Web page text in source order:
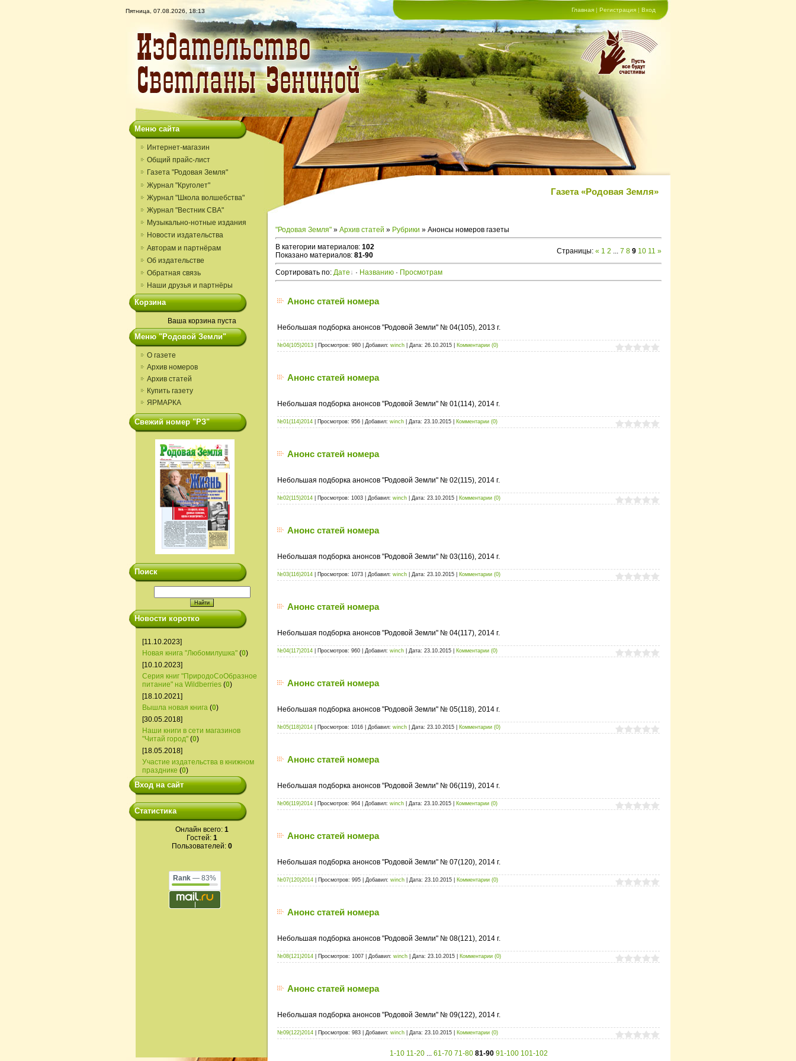
Пятница, 07.08.2026, 18:13 Главная | Регистрация | Вход
Меню сайта
Интернет-магазин
Общий прайс-лист
Газета "Родовая Земля"
Журнал "Круголет"
Журнал "Школа волшебства"
Журнал "Вестник СВА"
Музыкально-нотные издания
Новости издательства
Авторам и партнёрам
Об издательстве
Обратная связь
Наши друзья и партнёры
Корзина
Ваша корзина пуста
Меню "Родовой Земли"
О газете
Архив номеров
Архив статей
Купить газету
ЯРМАРКА
Свежий номер "РЗ"
Поиск
Новости коротко
[11.10.2023]
Новая книга "Любомилушка" (0)
[10.10.2023]
Серия книг "ПриродоСоОбразное
питание" на Wildberries (0)
[18.10.2021]
Вышла новая книга (0)
[30.05.2018]
Наши книги в сети магазинов
"Читай город" (0)
[18.05.2018]
Участие издательства в книжном
празднике (0)
Вход на сайт
Статистика
Онлайн всего: 1
Гостей: 1
Пользователей: 0
Rank — 83%
Газета «Родовая Земля»
"Родовая Земля" » Архив статей » Рубрики » Анонсы номеров газеты
В категории материалов: 102
Показано материалов: 81-90 Страницы: « 1 2 ... 7 8 9 10 11 »
Сортировать по: Дате · Названию · Просмотрам
Анонс статей номера
Небольшая подборка анонсов "Родовой Земли" № 04(105), 2013 г.
№04(105)2013 Просмотров: 980 Добавил: winch Дата: 26.10.2015 Комментарии (0)
Анонс статей номера
Небольшая подборка анонсов "Родовой Земли" № 01(114), 2014 г.
№01(114)2014 Просмотров: 956 Добавил: winch Дата: 23.10.2015 Комментарии (0)
Анонс статей номера
Небольшая подборка анонсов "Родовой Земли" № 02(115), 2014 г.
№02(115)2014 Просмотров: 1003 Добавил: winch Дата: 23.10.2015 Комментарии (0)
Анонс статей номера
Небольшая подборка анонсов "Родовой Земли" № 03(116), 2014 г.
№03(116)2014 Просмотров: 1073 Добавил: winch Дата: 23.10.2015 Комментарии (0)
Анонс статей номера
Небольшая подборка анонсов "Родовой Земли" № 04(117), 2014 г.
№04(117)2014 Просмотров: 960 Добавил: winch Дата: 23.10.2015 Комментарии (0)
Анонс статей номера
Небольшая подборка анонсов "Родовой Земли" № 05(118), 2014 г.
№05(118)2014 Просмотров: 1016 Добавил: winch Дата: 23.10.2015 Комментарии (0)
Анонс статей номера
Небольшая подборка анонсов "Родовой Земли" № 06(119), 2014 г.
№06(119)2014 Просмотров: 964 Добавил: winch Дата: 23.10.2015 Комментарии (0)
Анонс статей номера
Небольшая подборка анонсов "Родовой Земли" № 07(120), 2014 г.
№07(120)2014 Просмотров: 995 Добавил: winch Дата: 23.10.2015 Комментарии (0)
Анонс статей номера
Небольшая подборка анонсов "Родовой Земли" № 08(121), 2014 г.
№08(121)2014 Просмотров: 1007 Добавил: winch Дата: 23.10.2015 Комментарии (0)
Анонс статей номера
Небольшая подборка анонсов "Родовой Земли" № 09(122), 2014 г.
№09(122)2014 Просмотров: 983 Добавил: winch Дата: 23.10.2015 Комментарии (0)
1-10 11-20 ... 61-70 71-80 81-90 91-100 101-102